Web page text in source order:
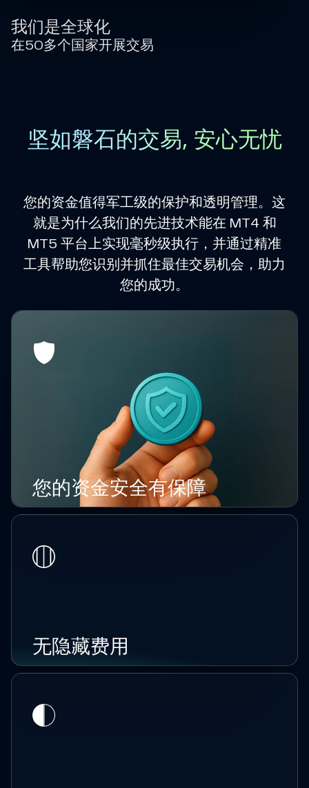
我们是全球化
在50多个国家开展交易
坚如磐石的交易, 安心无忧
您的资金值得军工级的保护和透明管理。这
就是为什么我们的先进技术能在 MT4 和
MT5 平台上实现毫秒级执行，并通过精准
工具帮助您识别并抓住最佳交易机会，助力
您的成功。
您的资金安全有保障
无隐藏费用